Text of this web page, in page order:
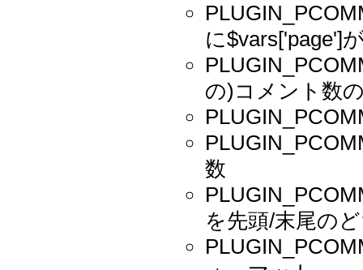
に$vars['page']
の)コメント数
数
を先頭/末尾の